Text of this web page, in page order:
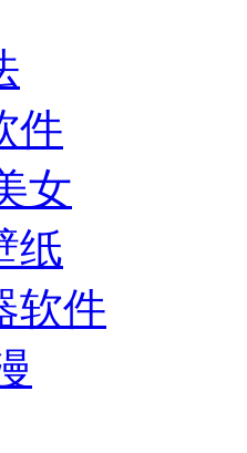
件
女
纸
软件